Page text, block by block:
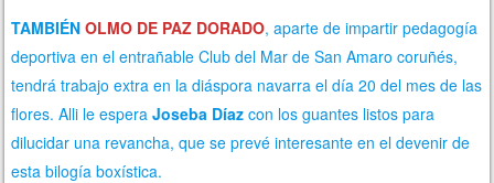
TAMBIÉNOLMO DE PAZ DORADO, aparte de impartir pedagogía
deportiva en el entrañable Club del Mar de San Amaro coruñés,
tendrá trabajo extra en la diáspora navarra el día 20 del mes de las
flores. Alli le esperaJoseba Díaz con los guantes listos para
dilucidar una revancha, que se prevé interesante en el devenir de
esta bilogía boxística.